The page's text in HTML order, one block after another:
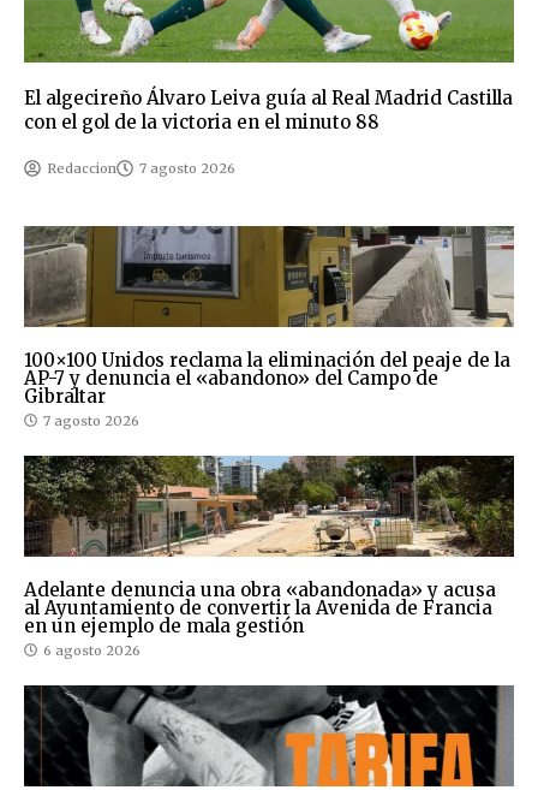
El algecireño Álvaro Leiva guía al Real Madrid Castilla
con el gol de la victoria en el minuto 88
Redaccion 7 agosto 2026
100×100 Unidos reclama la eliminación del peaje de la
AP-7 y denuncia el «abandono» del Campo de
Gibraltar
7 agosto 2026
Adelante denuncia una obra «abandonada» y acusa
al Ayuntamiento de convertir la Avenida de Francia
en un ejemplo de mala gestión
6 agosto 2026